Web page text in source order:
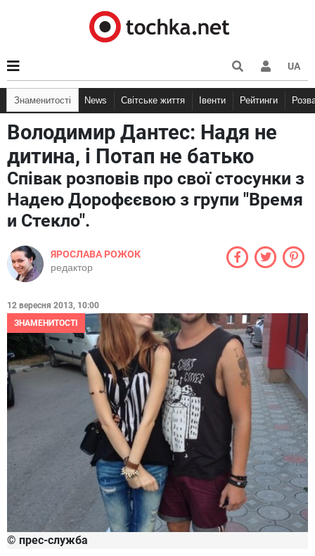
UA
Знаменитості News Світське життя Івенти Рейтинги
Володимир Дантес: Надя не
дитина, і Потап не батько
Співак розповів про свої стосунки з
Надею Дорофєєвою з групи "Время
и Стекло".
ЯРОСЛАВА РОЖОК
редактор
12 вересня 2013, 10:00
ЗНАМЕНИТОСТІ
© прес-служба